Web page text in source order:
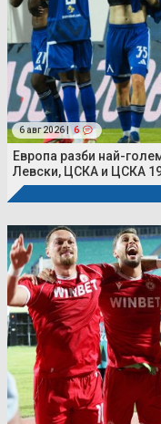
6 авг 2026 | 6
Европа разби най-
Левски, ЦСКА и ЦСКА